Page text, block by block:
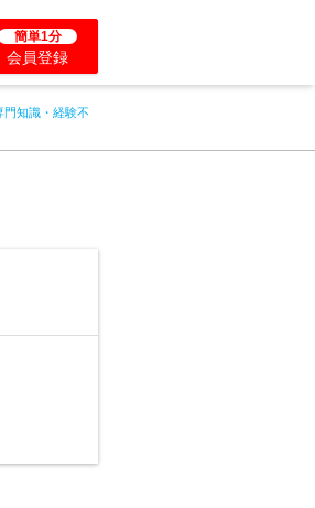
簡単1分
会員登録
門知識・経験不